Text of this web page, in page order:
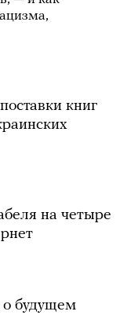
книг
на четыре
о будущем